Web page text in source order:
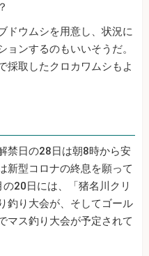
ドウムシを用意し、状況に
ンするのもいいそうだ。
採取したクロカワムシもよ
禁日の28日は朝8時から安
新型コロナの終息を願って
20日には、「猪名川クリ
釣り大会が、そしてゴール
マス釣り大会が予定されて